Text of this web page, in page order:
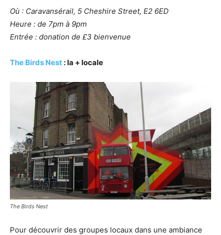
Où : Caravansérail, 5 Cheshire Street, E2 6ED
Heure : de 7pm à 9pm
Entrée : donation de £3 bienvenue
The Birds Nest : la + locale
The Birds Nest
Pour découvrir des groupes locaux dans une ambiance